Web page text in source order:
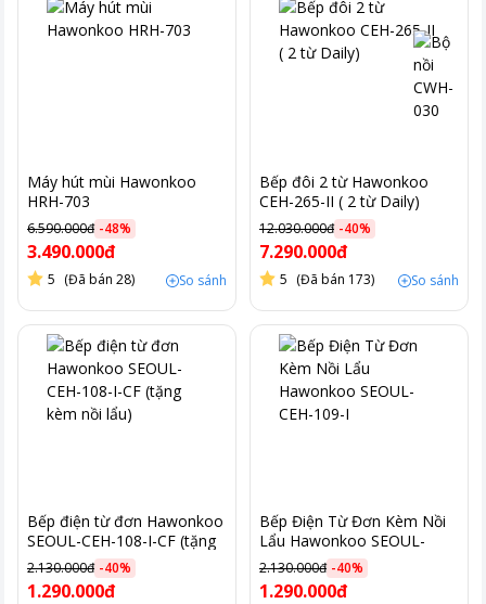
Máy hút mùi Hawonkoo
HRH-703
6.590.000đ -48%
3.490.000đ
5 (Đã bán 28) So sánh
Bếp đôi 2 từ Hawonkoo
CEH-265-II ( 2 từ Daily)
12.030.000đ -40%
7.290.000đ
5 (Đã bán 173) So sánh
Bếp điện từ đơn Hawonkoo
SEOUL-CEH-108-I-CF (tặng
kèm nồi lẩu)
2.130.000đ -40%
1.290.000đ
Bếp Điện Từ Đơn Kèm Nồi
Lẩu Hawonkoo SEOUL-
CEH-109-I
2.130.000đ -40%
1.290.000đ